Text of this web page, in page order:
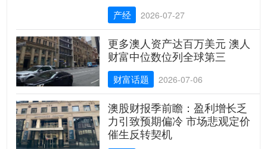
产经 2026-07-27
更多澳人资产达百万美元 澳人
财富中位数位列全球第三
财富话题 2026-07-06
澳股财报季前瞻：盈利增长乏
力引致预期偏冷 市场悲观定价
催生反转契机